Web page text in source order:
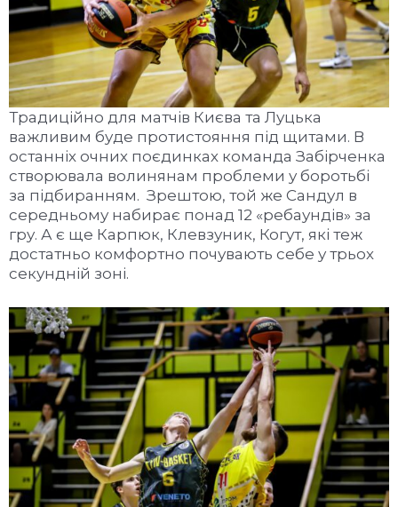
Традиційно для матчів Києва та Луцька
важливим буде протистояння під щитами. В
останніх очних поєдинках команда Забірченка
створювала волинянам проблеми у боротьбі
за підбиранням. Зрештою, той же Сандул в
середньому набирає понад 12 «ребаундів» за
гру. А є ще Карпюк, Клевзуник, Когут, які теж
достатньо комфортно почувають себе у трьох
секундній зоні.